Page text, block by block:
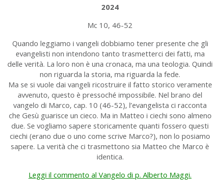
2024
Mc 10, 46-52
Quando leggiamo i vangeli dobbiamo tener presente che gli
evangelisti non intendono tanto trasmetterci dei fatti, ma
delle verità. La loro non è una cronaca, ma una teologia. Quindi
non riguarda la storia, ma riguarda la fede.
Ma se si vuole dai vangeli ricostruire il fatto storico veramente
avvenuto, questo è pressoché impossibile. Nel brano del
vangelo di Marco, cap. 10 (46-52), l’evangelista ci racconta
che Gesù guarisce un cieco. Ma in Matteo i ciechi sono almeno
due. Se vogliamo sapere storicamente quanti fossero questi
ciechi (erano due o uno come scrive Marco?), non lo posiamo
sapere. La verità che ci trasmettono sia Matteo che Marco è
identica.
Leggi il commento al Vangelo di p. Alberto Maggi.